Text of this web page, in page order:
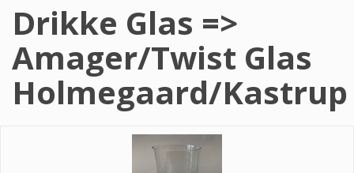
Drikke Glas =>
Amager/Twist Glas
Holmegaard/Kastrup